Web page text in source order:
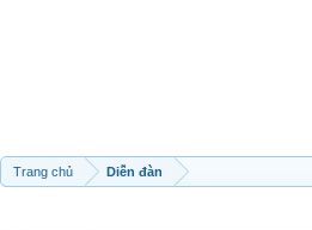
Trang chủ Diễn đàn